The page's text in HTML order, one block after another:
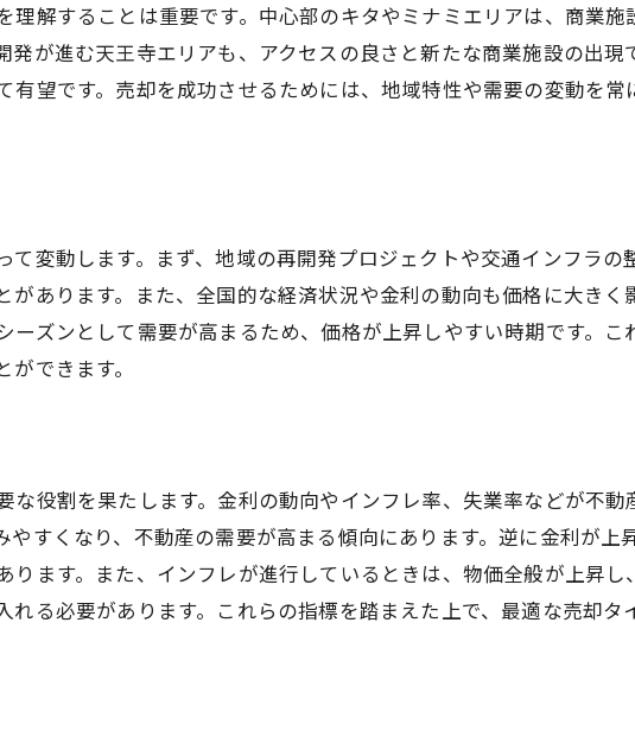
ーゲット層を意識した販売戦略
ンラインプロモーションの活用法
広告媒体の選定とその影響力
学スケジュールの調整が重要な理由
件の良さをアピールするための準備
問への的確な回答が信頼を生む
件交渉で押さえておくべきポイント
トラブルが生じやすい契約内容とその対策
律に基づいた契約の進め方
での不動産売却を最適化する具体的ステップ
解することは重要です。中心部のキタやミナミエリアは、商業
が進む天王寺エリアも、アクセスの良さと新たな商業施設の出現
望です。売却を成功させるためには、地域特性や需要の変動を
変動します。まず、地域の再開発プロジェクトや交通インフラの
あります。また、全国的な経済状況や金利の動向も価格に大きく
ズンとして需要が高まるため、価格が上昇しやすい時期です。
できます。
役割を果たします。金利の動向やインフレ率、失業率などが不
すくなり、不動産の需要が高まる傾向にあります。逆に金利が上
ります。また、インフレが進行しているときは、物価全般が上昇
る必要があります。これらの指標を踏まえた上で、最適な売却